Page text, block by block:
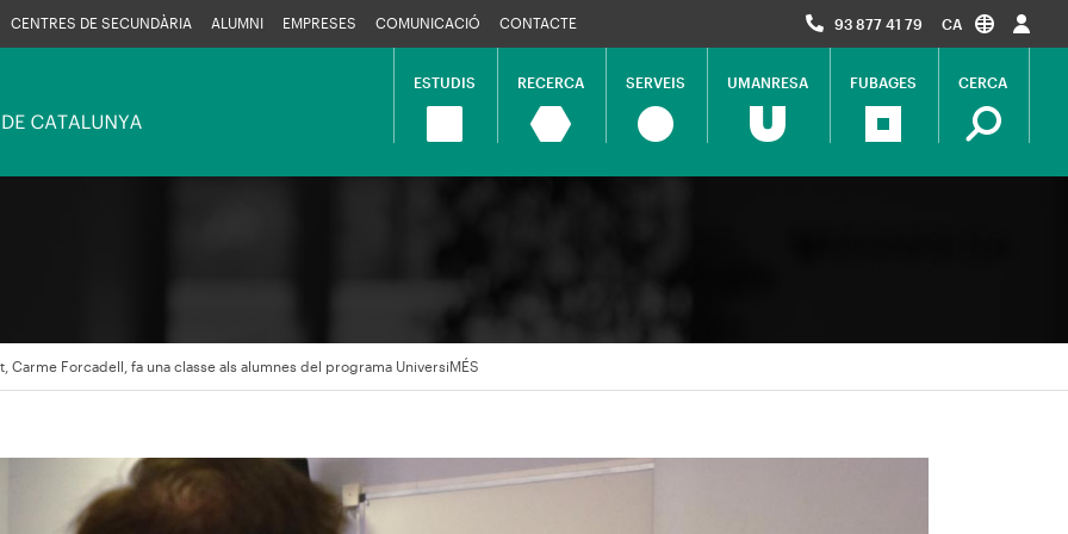
CENTRES DE SECUNDÀRIA ALUMNI EMPRESES COMUNICACIÓ CONTACTE 93 877 41 79 CA
Navegació
ESTUDIS RECERCA SERVEIS UMANRESA FUBAGES CERCA
Carme Forcadell, fa una classe als alumnes del programa UniversiMÉS